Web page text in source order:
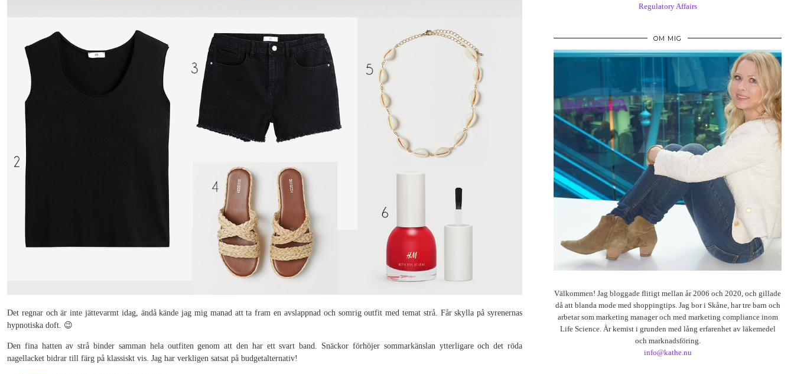
Det regnar och är inte jättevarmt idag, ändå kände jag mig manad att ta fram en avslappnad och somrig outfit med temat strå. Får skylla på syrenernas
hypnotiska doft. 😉
Den fina hatten av strå binder samman hela outfiten genom att den har ett svart band. Snäckor förhöjer sommarkänslan ytterligare och det röda
nagellacket bidrar till färg på klassiskt vis. Jag har verkligen satsat på budgetalternativ!
Regulatory Affairs
OM MIG
Välkommen! Jag bloggade flitigt mellan år 2006 och 2020, och gillade
då att blanda mode med shoppingtips. Jag bor i Skåne, har tre barn och
arbetar som marketing manager och med marketing compliance inom
Life Science. Är kemist i grunden med lång erfarenhet av läkemedel
och marknadsföring.
info@kathe.nu